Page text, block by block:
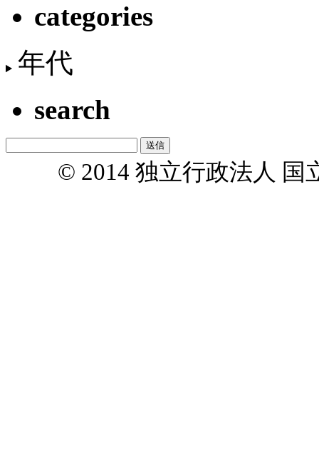
categories
年代
search
© 2014 独立行政法人 国